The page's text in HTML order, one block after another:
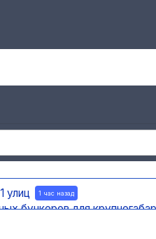
улиц 1 час назад
бункеров для